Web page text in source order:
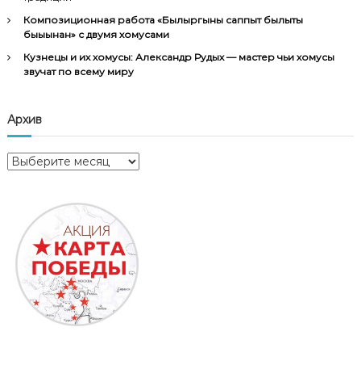
Композиционная работа «Былыргыны саппыт былыты
быыһынан» с двумя хомусами
Кузнецы и их хомусы: Александр Рудых — мастер чьи хомусы
звучат по всему миру
Архив
А